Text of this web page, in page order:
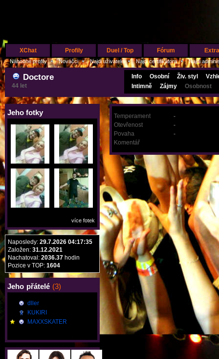
XChat Profily Duel / Top Fórum Extra
Náhodné profily Nováčci Najdi uživatele Najdi certifikátora Najdi
Doctore
44 let
Info Osobní Živ. styl
Intimně
Zájmy Osobnost
Jeho fotky
více fotek
Naposledy: 29.7.2026 04:17:35
Založen: 31.12.2021
Nachatoval: 2036.37 hodin
Pozice v TOP: 1604
Jeho přátelé (3)
dller
KUKIRI
MAXXSKATER
Temperament
-
Otevřenost
-
Povaha
-
Komentář